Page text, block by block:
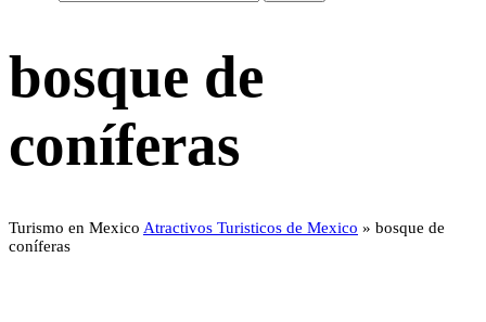
bosque de
coníferas
Turismo en Mexico Atractivos Turisticos de Mexico » bosque de
coníferas